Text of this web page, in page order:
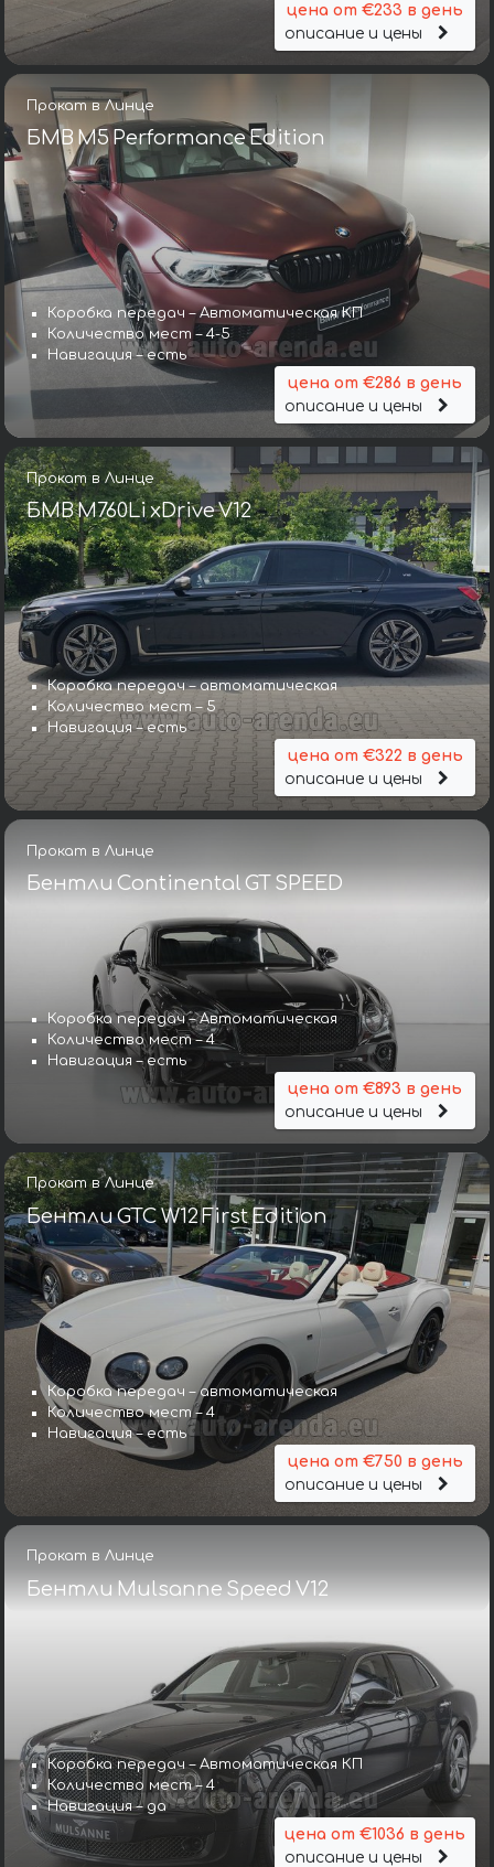
цена от €233 в день
описание и цены
Прокат в Линце
БМВ M5 Performance Edition
Коробка передач – Автоматическая КП
Количество мест – 4-5
Навигация – есть
цена от €286 в день
описание и цены
Прокат в Линце
БМВ M760Li xDrive V12
Коробка передач – автоматическая
Количество мест – 5
Навигация – есть
цена от €322 в день
описание и цены
Прокат в Линце
Бентли Continental GT SPEED
Коробка передач – Автоматическая
Количество мест – 4
Навигация – есть
цена от €893 в день
описание и цены
Прокат в Линце
Бентли GTC W12 First Edition
Коробка передач – автоматическая
Количество мест – 4
Навигация – есть
цена от €750 в день
описание и цены
Прокат в Линце
Бентли Mulsanne Speed V12
Коробка передач – Автоматическая КП
Количество мест – 4
Навигация – да
цена от €1036 в день
описание и цены